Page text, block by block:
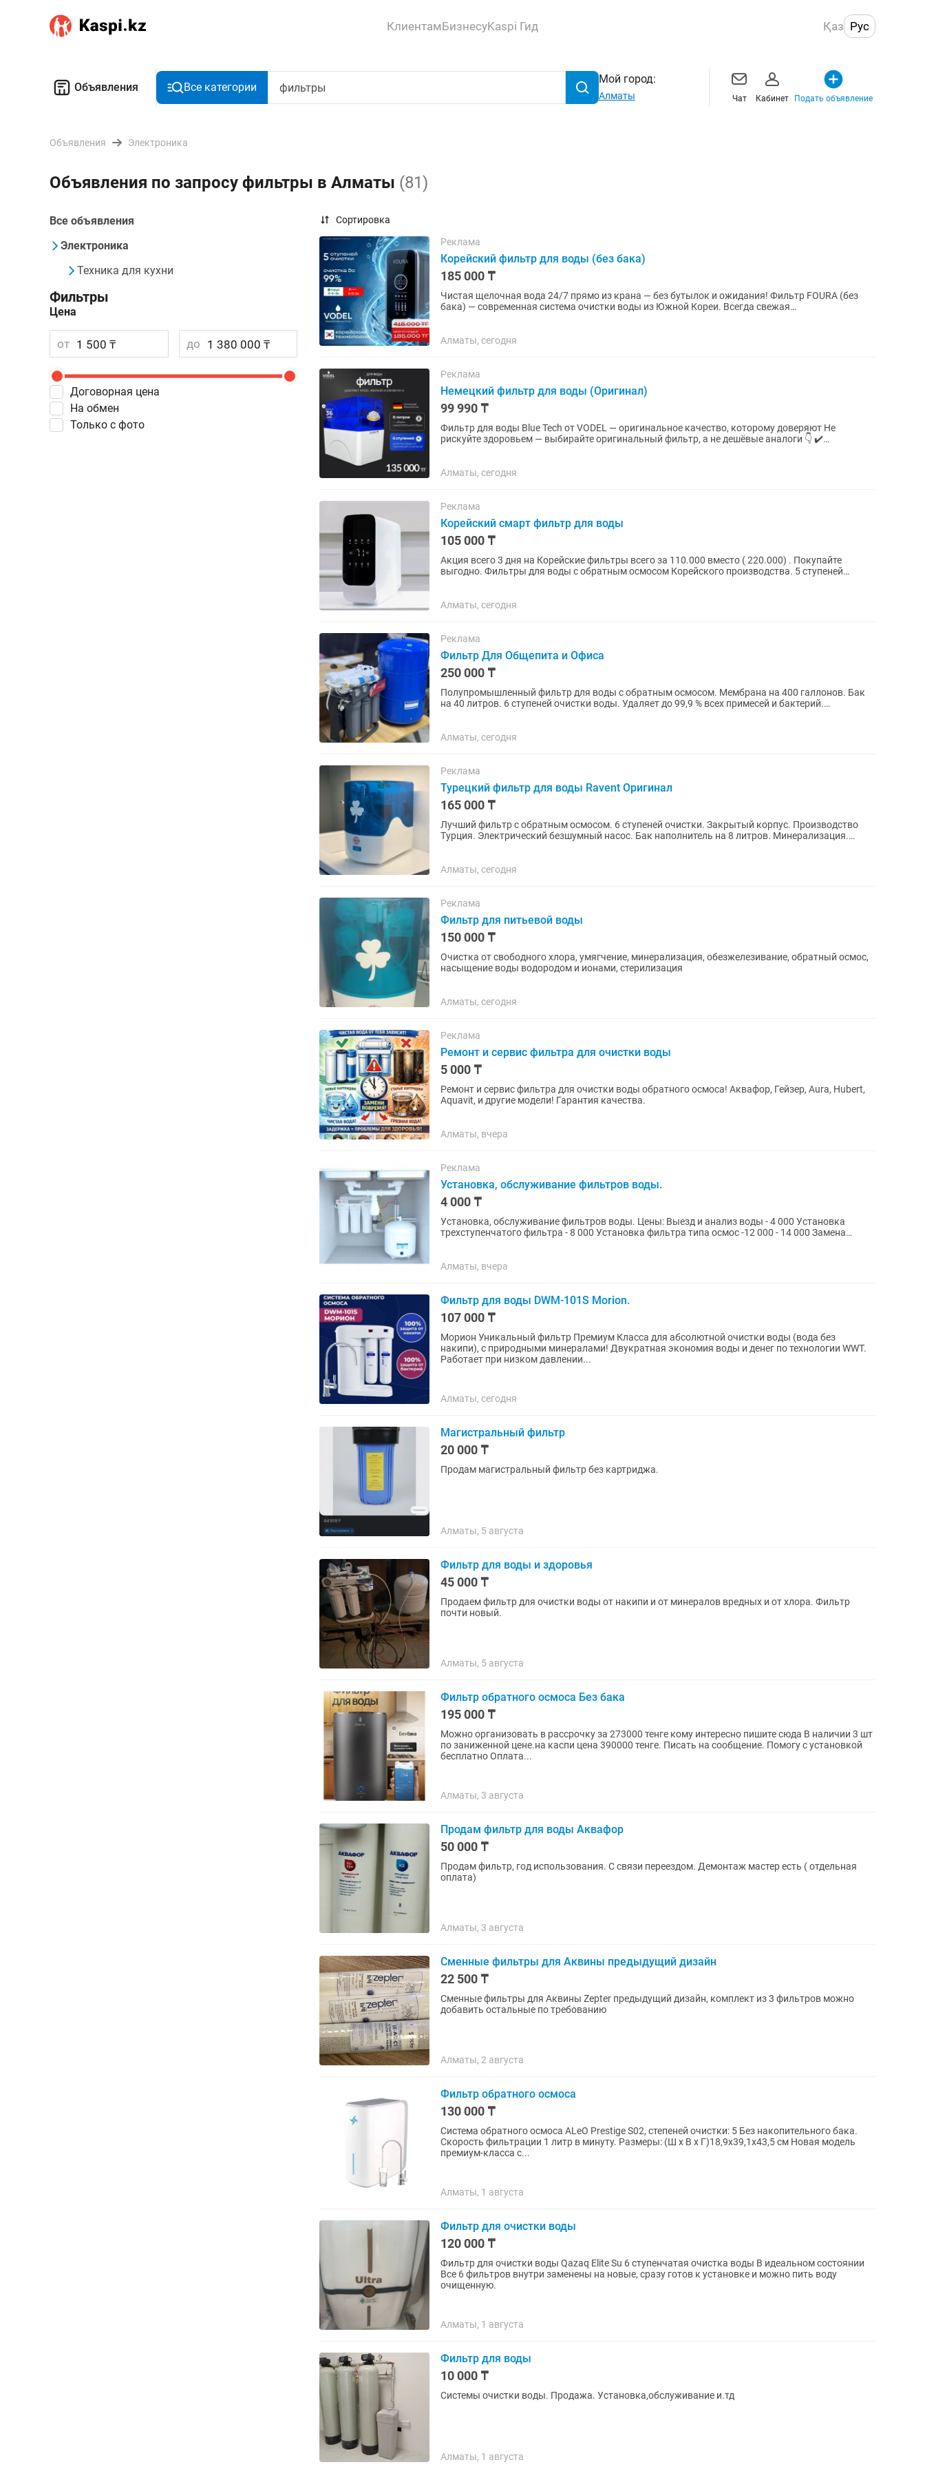
КлиентамБизнесуKaspi Гид Қаз Рус
Объявления Все категории
Мой город:
Алматы Чат Кабинет Подать объявление
Объявления Электроника
Объявления по запросу фильтры в Алматы (81)
Все объявления
Электроника
Техника для кухни
Фильтры
Цена
от до
Договорная цена
На обмен
Только с фото
Сортировка
Реклама
Корейский фильтр для воды (без бака)
185 000 ₸
Чистая щелочная вода 24/7 прямо из крана — без бутылок и ожидания! Фильтр FOURA (без
бака) — современная система очистки воды из Южной Кореи. Всегда свежая
Алматы, сегодня
Реклама
Немецкий фильтр для воды (Оригинал)
99 990 ₸
Фильтр для воды Blue Tech от VODEL — оригинальное качество, которому доверяют Не
рискуйте здоровьем — выбирайте оригинальный фильтр, а не дешёвые аналоги 👇 ✔️
Алматы, сегодня
Реклама
Корейский смарт фильтр для воды
105 000 ₸
Акция всего 3 дня на Корейские фильтры всего за 110.000 вместо ( 220.000) . Покупайте
выгодно. Фильтры для воды с обратным осмосом Корейского производства. 5 ступеней
Алматы, сегодня
Реклама
Фильтр Для Общепита и Офиса
250 000 ₸
Полупромышленный фильтр для воды с обратным осмосом. Мембрана на 400 галлонов. Бак
на 40 литров. 6 ступеней очистки воды. Удаляет до 99,9 % всех примесей и бактерий.
Алматы, сегодня
Реклама
Турецкий фильтр для воды Ravent Оригинал
165 000 ₸
Лучший фильтр с обратным осмосом. 6 ступеней очистки. Закрытый корпус. Производство
Турция. Электрический безшумный насос. Бак наполнитель на 8 литров. Минерализация.
Алматы, сегодня
Реклама
Фильтр для питьевой воды
150 000 ₸
Очистка от свободного хлора, умягчение, минерализация, обезжелезивание, обратный осмос,
насыщение воды водородом и ионами, стерилизация
Алматы, сегодня
Реклама
Ремонт и сервис фильтра для очистки воды
5 000 ₸
Ремонт и сервис фильтра для очистки воды обратного осмоса! Аквафор, Гейзер, Aura, Hubert,
Aquavit, и другие модели! Гарантия качества.
Алматы, вчера
Реклама
Установка, обслуживание фильтров воды.
4 000 ₸
Установка, обслуживание фильтров воды. Цены: Выезд и анализ воды - 4 000 Установка
трехступенчатого фильтра - 8 000 Установка фильтра типа осмос -12 000 - 14 000 Замена
Алматы, вчера
Фильтр для воды DWM-101S Morion.
107 000 ₸
Морион Уникальный фильтр Премиум Класса для абсолютной очистки воды (вода без
накипи), с природными минералами! Двукратная экономия воды и денег по технологии WWT.
Работает при низком давлении...
Алматы, сегодня
Магистральный фильтр
20 000 ₸
Продам магистральный фильтр без картриджа.
Алматы, 5 августа
Фильтр для воды и здоровья
45 000 ₸
Продаем фильтр для очистки воды от накипи и от минералов вредных и от хлора. Фильтр
почти новый.
Алматы, 5 августа
Фильтр обратного осмоса Без бака
195 000 ₸
Можно организовать в рассрочку за 273000 тенге кому интересно пишите сюда В наличии 3 шт
по заниженной цене.на каспи цена 390000 тенге. Писать на сообщение. Помогу с установкой
бесплатно Оплата...
Алматы, 3 августа
Продам фильтр для воды Аквафор
50 000 ₸
Продам фильтр, год использования. С связи переездом. Демонтаж мастер есть ( отдельная
оплата)
Алматы, 3 августа
Сменные фильтры для Аквины предыдущий дизайн
22 500 ₸
Сменные фильтры для Аквины Zepter предыдущий дизайн, комплект из 3 фильтров можно
добавить остальные по требованию
Алматы, 2 августа
Фильтр обратного осмоса
130 000 ₸
Система обратного осмоса ALeO Prestige S02, степеней очистки: 5 Без накопительного бака.
Скорость фильтрации 1 литр в минуту. Размеры: (Ш х В х Г)18,9х39,1х43,5 см Новая модель
премиум-класса с...
Алматы, 1 августа
Фильтр для очистки воды
120 000 ₸
Фильтр для очистки воды Qazaq Elite Su 6 ступенчатая очистка воды В идеальном состоянии
Все 6 фильтров внутри заменены на новые, сразу готов к установке и можно пить воду
очищенную.
Алматы, 1 августа
Фильтр для воды
10 000 ₸
Системы очистки воды. Продажа. Установка,обслуживание и.тд
Алматы, 1 августа